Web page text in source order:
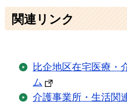
関連リンク
比企地区在宅医療・
ム
介護事業所・生活関